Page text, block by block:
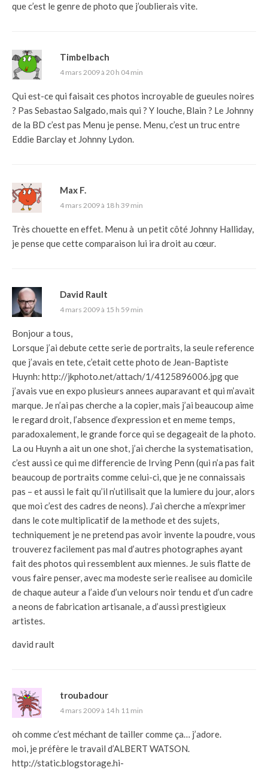
que c’est le genre de photo que j’oublierais vite.
Timbelbach
4 mars 2009 à 20 h 04 min
Qui est-ce qui faisait ces photos incroyable de gueules noires
? Pas Sebastao Salgado, mais qui ? Y louche, Blain ? Le Johnny
de la BD c’est pas Menu je pense. Menu, c’est un truc entre
Eddie Barclay et Johnny Lydon.
Max F.
4 mars 2009 à 18 h 39 min
Très chouette en effet. Menu à un petit côté Johnny Halliday,
je pense que cette comparaison lui ira droit au cœur.
David Rault
4 mars 2009 à 15 h 59 min
Bonjour a tous,
Lorsque j’ai debute cette serie de portraits, la seule reference
que j’avais en tete, c’etait cette photo de Jean-Baptiste
Huynh: http://jkphoto.net/attach/1/4125896006.jpgque
j’avais vue en expo plusieurs annees auparavant et qui m’avait
marque. Je n’ai pas cherche a la copier, mais j’ai beaucoup aime
le regard droit, l’absence d’expression et en meme temps,
paradoxalement, le grande force qui se degageait de la photo.
La ou Huynh a ait un one shot, j’ai cherche la systematisation,
c’est aussi ce qui me differencie de Irving Penn (qui n’a pas fait
beaucoup de portraits comme celui-ci, que je ne connaissais
pas – et aussi le fait qu’il n’utilisait que la lumiere du jour, alors
que moi c’est des cadres de neons). J’ai cherche a m’exprimer
dans le cote multiplicatif de la methode et des sujets,
techniquement je ne pretend pas avoir invente la poudre, vous
trouverez facilement pas mal d’autres photographes ayant
fait des photos qui ressemblent aux miennes. Je suis flatte de
vous faire penser, avec ma modeste serie realisee au domicile
de chaque auteur a l’aide d’un velours noir tendu et d’un cadre
a neons de fabrication artisanale, a d’aussi prestigieux
artistes.
david rault
troubadour
4 mars 2009 à 14 h 11 min
oh comme c’est méchant de tailler comme ça… j’adore.
moi, je préfère le travail d’ALBERT WATSON.
http://static.blogstorage.hi-